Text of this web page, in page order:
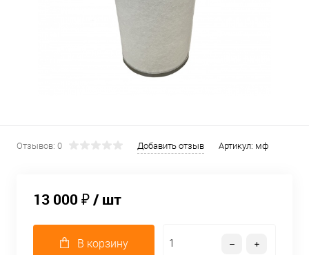
Отзывов: 0 Добавить отзыв Артикул: мф
13 000 ₽/ шт
В корзину